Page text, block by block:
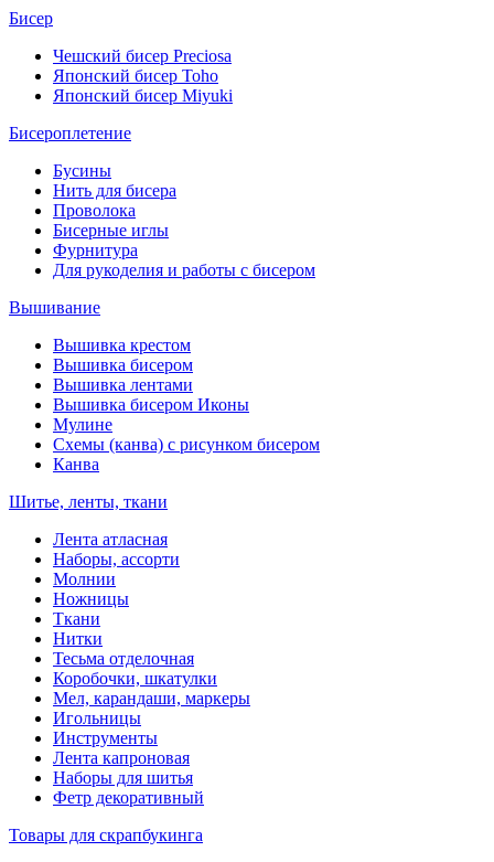
Бисер
Чешский бисер Preciosa
Японский бисер Toho
Японский бисер Miyuki
Бисероплетение
Бусины
Нить для бисера
Проволока
Бисерные иглы
Фурнитура
Для рукоделия и работы с бисером
Вышивание
Вышивка крестом
Вышивка бисером
Вышивка лентами
Вышивка бисером Иконы
Мулине
Схемы (канва) с рисунком бисером
Канва
Шитье, ленты, ткани
Лента атласная
Наборы, ассорти
Молнии
Ножницы
Ткани
Нитки
Тесьма отделочная
Коробочки, шкатулки
Мел, карандаши, маркеры
Игольницы
Инструменты
Лента капроновая
Наборы для шитья
Фетр декоративный
Товары для скрапбукинга